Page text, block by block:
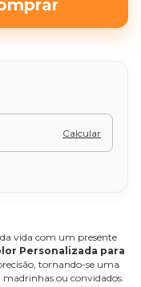
Calcular
vida com um presente
Personalizada para
tornando-se uma
ou convidados.